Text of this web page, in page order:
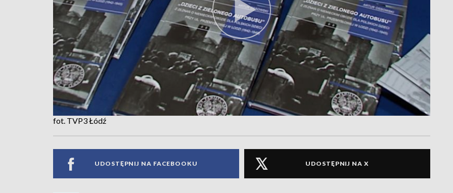
fot. TVP3 Łódź
UDOSTĘPNIJ NA FACEBOOKU UDOSTĘPNIJ NA X